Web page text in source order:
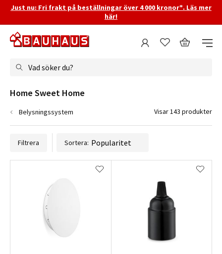
Just nu: Fri frakt på beställningar över 4 000 kronor*. Läs mer
här!
Vad söker du?
Filtrera Sortera:
Home Sweet Home
Belysningssystem Visar 143 produkter